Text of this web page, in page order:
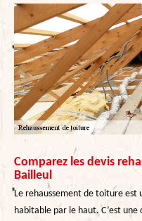
Comparez les devis
Bailleul
Le rehaussement de toiture est
habitable par le haut. C’est